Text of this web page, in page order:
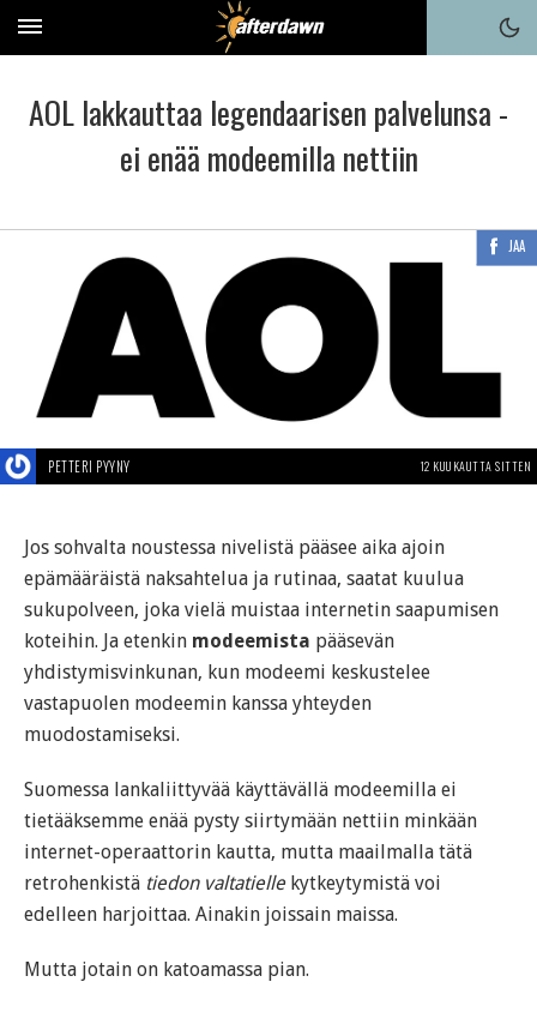
AOL lakkauttaa legendaarisen palvelunsa -
ei enää modeemilla nettiin
JAA
PETTERI PYYNY 12 KUUKAUTTA SITTEN
Jos sohvalta noustessa nivelistä pääsee aika ajoin
epämääräistä naksahtelua ja rutinaa, saatat kuulua
sukupolveen, joka vielä muistaa internetin saapumisen
koteihin. Ja etenkin modeemista pääsevän
yhdistymisvinkunan, kun modeemi keskustelee
vastapuolen modeemin kanssa yhteyden
muodostamiseksi.
Suomessa lankaliittyvää käyttävällä modeemilla ei
tietääksemme enää pysty siirtymään nettiin minkään
internet-operaattorin kautta, mutta maailmalla tätä
retrohenkistä tiedon valtatiellekytkeytymistä voi
edelleen harjoittaa. Ainakin joissain maissa.
Mutta jotain on katoamassa pian.